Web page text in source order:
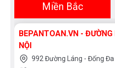
Miền Bắc
BEPANTOAN.VN -
NỘI
992 Đường Láng - Đống Đa